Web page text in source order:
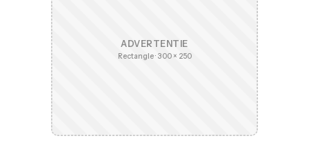
ADVERTENTIE
Rectangle · 300 × 250